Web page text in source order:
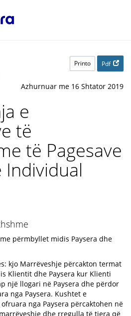
Printo Pdf
Azhurnuar me 16 Shtator 2019
e
të
të Pagesave
Individual
përmbyllet midis Paysera dhe
kjo Marrëveshje përcakton termat
Klientit dhe Paysera kur Klienti
një llogari në Paysera dhe përdor
nga Paysera. Kushtet e
nga Paysera përcaktohen në
dhe rregulla të tjera që